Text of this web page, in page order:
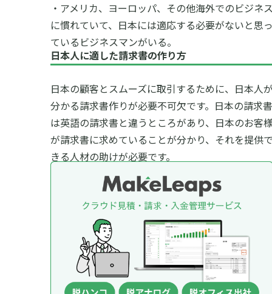
・アメリカ、ヨーロッパ、その他海外でのビジネ
に慣れていて、日本には適応する必要がないと思
ているビジネスマンがいる。
日本人に適した請求書の作り方
日本の顧客とスムーズに取引するために、日本人
分かる請求書作りが必要不可欠です。日本の請求書
は英語の請求書と違うところがあり、日本のお客
が請求書に求めていることが分かり、それを提供
きる人材の助けが必要です。